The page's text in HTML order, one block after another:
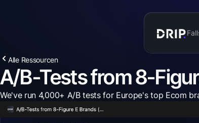
Alle Ressourcen
A/B-Tests from 8-
We've run 4,000+ A/B tests for Europe's top Ecom